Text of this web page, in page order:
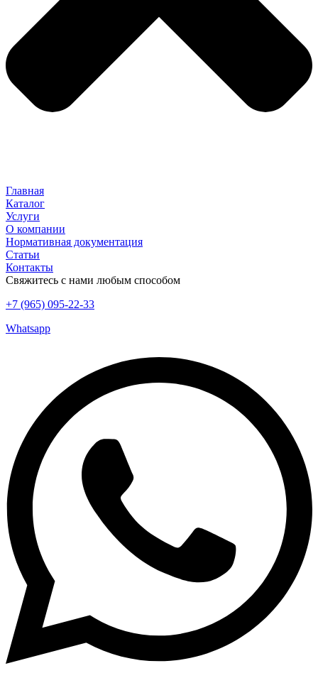
Главная
Каталог
Услуги
О компании
Нормативная документация
Статьи
Контакты
Свяжитесь с нами любым способом
+7 (965) 095-22-33
Whatsapp